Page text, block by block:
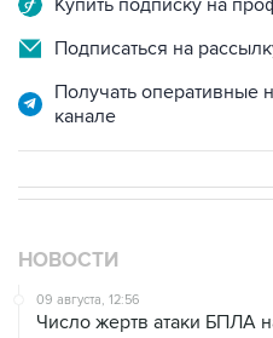
Получать оперативные
09 августа, 12:56
Число жертв атаки БПЛА
пяти